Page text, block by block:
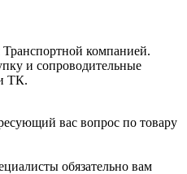
Транспортной компанией.
и сопроводительные
ТК.
вас вопрос по товару
обязательно вам